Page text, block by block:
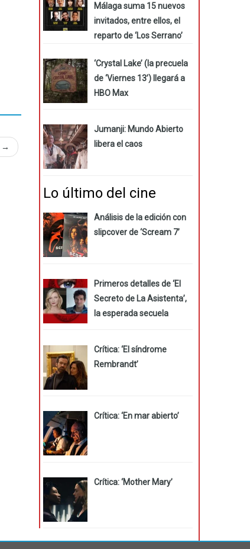
→
Málaga suma 15 nuevos
invitados, entre ellos, el
reparto de ‘Los Serrano’
‘Crystal Lake’ (la precuela
de ‘Viernes 13’) llegará a
HBO Max
Jumanji: Mundo Abierto
libera el caos
Lo último del cine
Análisis de la edición con
slipcover de ‘Scream 7’
Primeros detalles de ‘El
Secreto de La Asistenta’,
la esperada secuela
Crítica: ‘El síndrome
Rembrandt’
Crítica: ‘En mar abierto’
Crítica: ‘Mother Mary’